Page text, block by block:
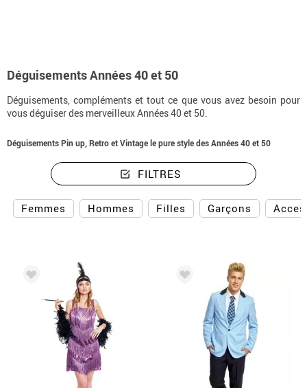
Déguisements Années 40 et 50
Déguisements, compléments et tout ce que vous avez besoin pour
vous déguiser des merveilleux Années 40 et 50.
Déguisements Pin up, Retro et Vintage le pure style des Années 40 et 50
FILTRES
Femmes Hommes Filles Garçons